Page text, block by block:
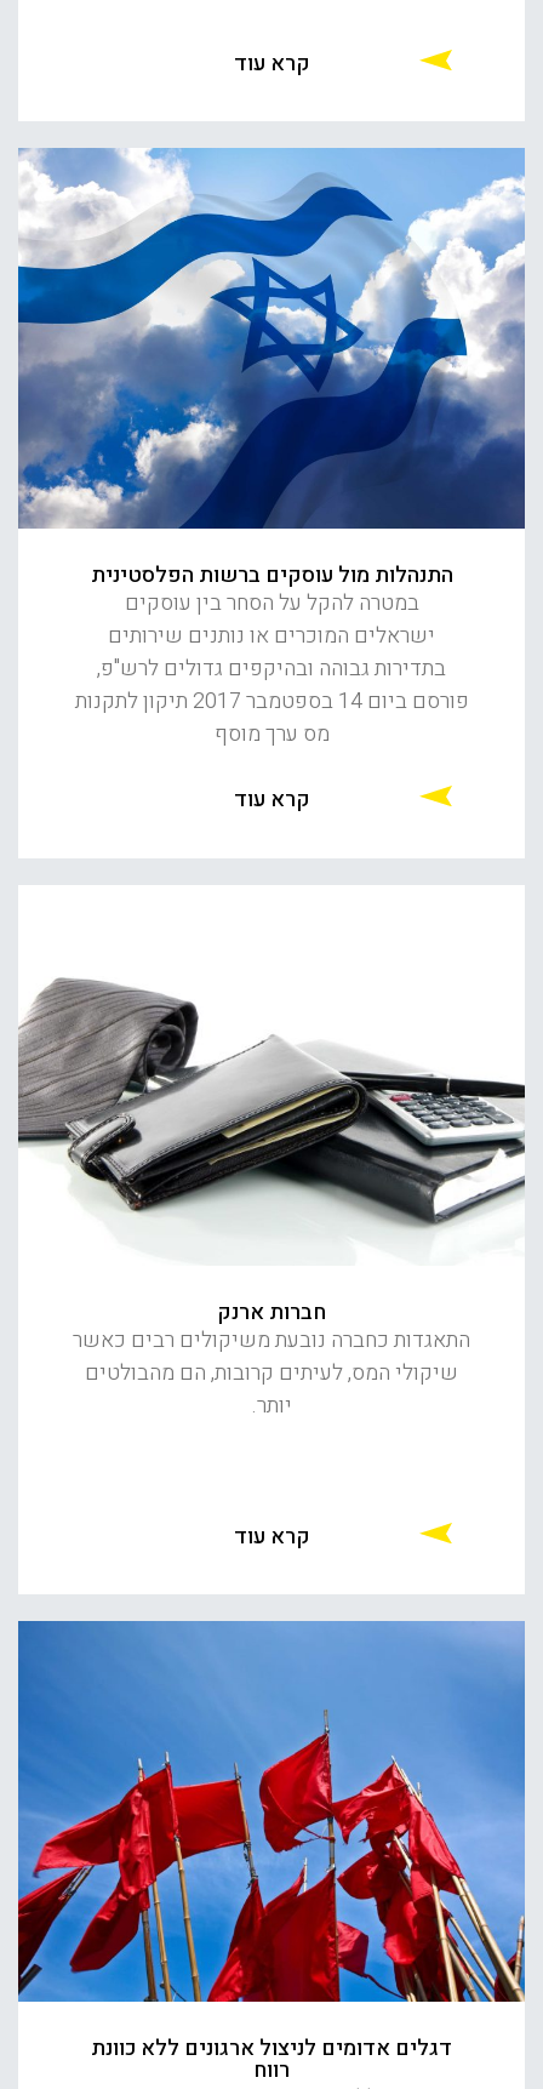
קרא עוד
התנהלות מול עוסקים ברשות הפלסטינית
במטרה להקל על הסחר בין עוסקים
ישראלים המוכרים או נותנים שירותים
בתדירות גבוהה ובהיקפים גדולים לרש"פ,
פורסם ביום 14 בספטמבר 2017 תיקון לתקנות
מס ערך מוסף
קרא עוד
חברות ארנק
התאגדות כחברה נובעת משיקולים רבים כאשר
שיקולי המס, לעיתים קרובות, הם מהבולטים
יותר.
קרא עוד
דגלים אדומים לניצול ארגונים ללא כוונת
רווח